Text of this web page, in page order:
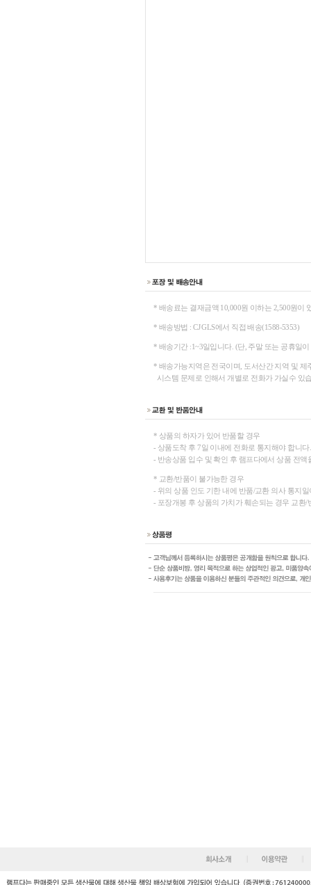
* 배송료는 결재금액 10,000원 이하는 2,500원이
* 배송방법 : CJ GLS에서 직접 배송(1588-5353)
* 배송기간 :1~3일입니다. (단, 주말 또는 공휴일
* 배송가능지역은 전국이며, 도서산간 지역 및 제
시스템 문제로 인해서 개별로 전화가 가실수 있
* 상품의 하자가 있어 반품할 경우
- 상품도착 후 7일 이내에 전화로 통지해야 합니다.
- 반송상품 입수 및 확인 후 램프다에서 상품 전액
* 교환/반품이 불가능한 경우
- 위의 상품 인도 기한 내에 반품/교환 의사 통지
- 포장개봉 후 상품의 가치가 훼손되는 경우 교환/